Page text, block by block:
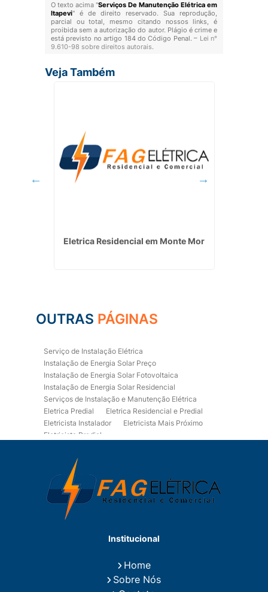
O texto acima "Serviços De Manutenção Elétrica em
Itapevi" é de direito reservado. Sua reprodução,
parcial ou total, mesmo citando nossos links, é
proibida sem a autorização do autor. Plágio é crime e
está previsto no artigo 184 do Código Penal. – Lei n°
9.610-98 sobre direitos autorais.
Veja Também
Eletrica Residencial em Monte Mor
OUTRAS PÁGINAS
Serviço de Instalação Elétrica
Instalação de Energia Solar Preço
Instalação de Energia Solar Fotovoltaica
Instalação de Energia Solar Residencial
Serviços de Instalação e Manutenção Elétrica
Eletrica Predial
Eletrica Residencial e Predial
Eletricista Instalador
Eletricista Mais Próximo
Eletricista Predial
Eletricista Residencial
Eletricista Residencial E Predial
Eletricistas de Manutenção
Empresa de Instalações Elétricas
Empresa de Manutenção Eletrica
Empresa de Prestação de Serviços Eletricos
Fiação para Instalação Eletrica Residencial
Instalação de Energia Solar Residencial Preço
Instalação de Painel Solar
Institucional
Home
Sobre Nós